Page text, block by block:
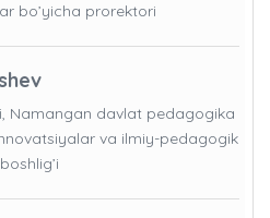
bo’yicha prorektori
Namangan davlat pedagogika
va ilmiy-pedagogik